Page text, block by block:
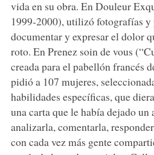
vida en su obra. En Douleur
1999-2000), utilizó fotografías y
documentar y expresar el dolor
roto. En Prenez soin de vous
creada para el pabellón francés
pidió a 107 mujeres,
habilidades específicas, que
una carta que le había dejado un
analizarla, comentarla,
con cada vez más gente